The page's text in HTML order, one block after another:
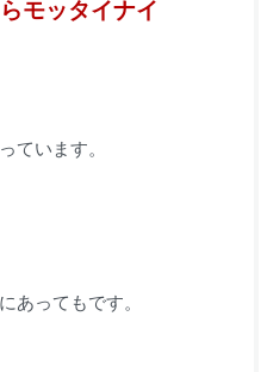
モッタイナイ
ています。
あってもです。